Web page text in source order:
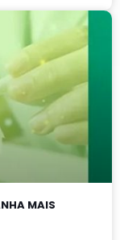
MAIS